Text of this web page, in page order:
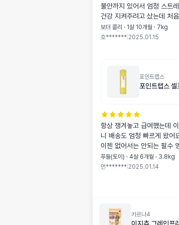
불안까지 있어서 엄청 스트
건강 지켜주려고 샀는데 처음에 초코향나서 초콜릿인가 싶어
걱정했는데 향만 초코향이고 안에는 다르더라구요-! 물렁 할
줄 알았는데 생각보다 딱딱
니까 조금 나아져서 다행이
지켜봐야겠어요 샘플용이
우리호두 변비였는데 .. 그리
아요
보더 콜리 · 1살 10개월 · 7kg
호******* 2025.01.15
포인트랩스
포인트랩스 셀
항상 쟁겨놓고 급여했는데 이번에 다
니 배송도 엄청 빠르게 왔어
이젠 없어서는 안되는 필수
먹어주니 좋아요 😀
푸들(토이) · 4살 6개월 · 3.8kg
먼******* 2025.01.14
카르나4